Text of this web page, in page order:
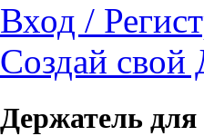
Вход /
Создай свой
Держатель